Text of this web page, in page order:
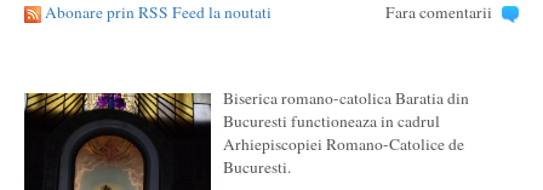
Abonare prin RSS Feed la noutati Fara comentarii
Biserica romano-catolica Baratia din
Bucuresti functioneaza in cadrul
Arhiepiscopiei Romano-Catolice de
Bucuresti.